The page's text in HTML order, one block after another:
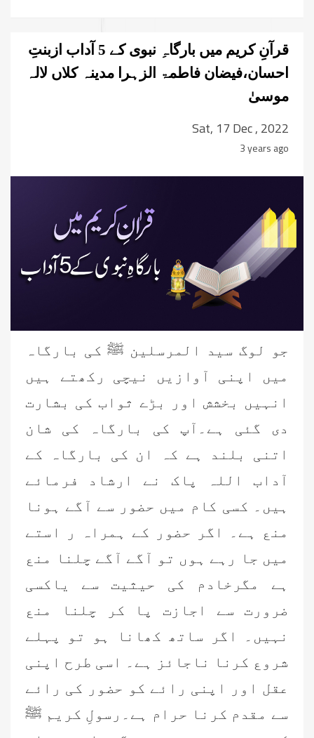
قرآنِ کریم میں بارگاہِ نبوی کے 5 آداب ازبنتِ
احسان،فیضان فاطمۃ الزہرا مدینہ کلاں لالہ
موسیٰ
Sat, 17 Dec , 2022
3 years ago
جو لوگ سید المرسلین ﷺ کی بارگاہ
میں اپنی آوازیں نیچی رکھتے ہیں
انہیں بخشش اور بڑے ثواب کی بشارت
دی گئی ہے۔آپ کی بارگاہ کی شان
اتنی بلند ہے کہ ان کی بارگاہ کے
آداب اللہ پاک نے ارشاد فرمائے
ہیں۔ کسی کام میں حضور سے آگے ہونا
منع ہے۔ اگر حضور کے ہمراہ ر استے
میں جا رہے ہوں تو آگے آگے چلنا منع
ہے مگرخادم کی حیثیت سے یاکسی
ضرورت سے اجازت پا کر چلنا منع
نہیں۔ اگر ساتھ کھانا ہو تو پہلے
شروع کرنا ناجائز ہے۔ اسی طرح اپنی
عقل اور اپنی رائے کو حضور کی رائے
سے مقدم کرنا حرام ہے۔رسولِ کریم ﷺ